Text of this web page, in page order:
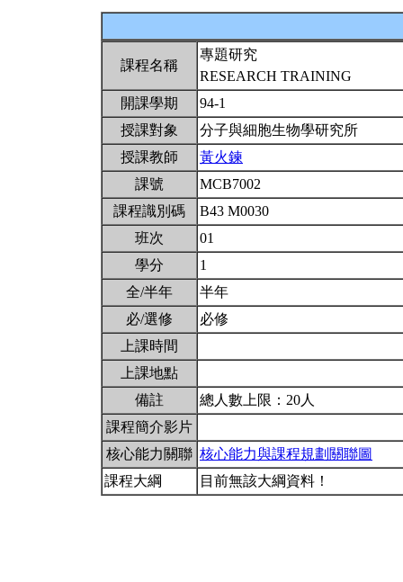
課程名稱
專題研究
RESEARCH TRAINING
開課學期
94-1
授課對象
分子與細胞生物學研究所
授課教師
黃火鍊
課號
MCB7002
課程識別碼
B43 M0030
班次
01
學分
1
全/半年
半年
必/選修
必修
上課時間
上課地點
備註
總人數上限：20人
課程簡介影片
核心能力關聯 核心能力與課程規劃關聯圖
課程大綱
目前無該大綱資料！